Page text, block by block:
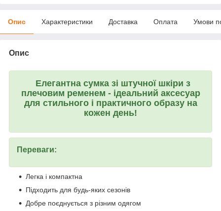
Опис Характеристики Доставка Оплата Умови
Опис
Елегантна сумка зі штучної шкіри з
плечовим ременем - ідеальний аксесуар
для стильного і практичного образу на
кожен день!
Переваги:
Легка і компактна
Підходить для будь-яких сезонів
Добре поєднується з різним одягом